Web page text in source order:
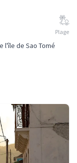
Plage
l'île de Sao Tomé